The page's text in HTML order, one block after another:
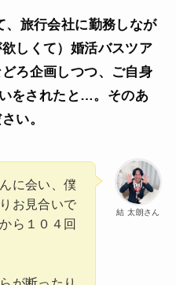
旅行会社に勤務しなが
しくて）婚活バスツア
ろ企画しつつ、ご自身
をされたと…。そのあ
い。
結 太朗さん
に会い、僕
お見合いで
ら１０４回